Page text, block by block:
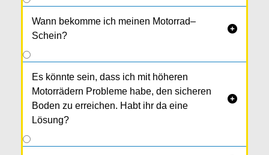
Wann bekomme ich meinen Motorrad–
Schein?

Es könnte sein, dass ich mit höheren
Motorrädern Probleme habe, den sicheren
Boden zu erreichen. Habt ihr da eine
Lösung?
